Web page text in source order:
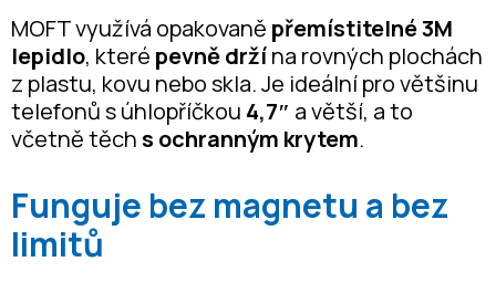
MOFT využívá opakovaně přemístitelné 3M
lepidlo, které pevně držína rovných plochách
z plastu, kovu nebo skla. Je ideální pro většinu
telefonů s úhlopříčkou 4,7″ a větší, a to
včetně těchs ochranným krytem.
Funguje bez magnetu a bez
limitů